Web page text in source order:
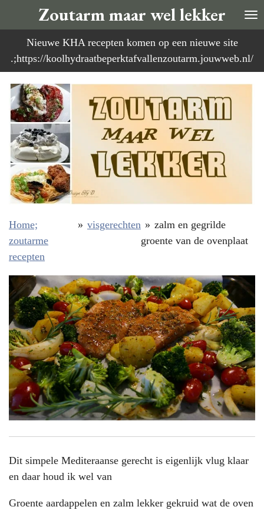
direct
naar
de
Zoutarm maar wel lekker
Nieuwe KHA recepten komen op een nieuwe site
.;https://koolhydraatbeperktafvallenzoutarm.jouwweb.nl/
Home;
zoutarme
recepten
» visgerechten » zalm en gegrilde
groente van de ovenplaat
Dit simpele Mediteraanse gerecht is eigenlijk vlug klaar
en daar houd ik wel van
Groente aardappelen en zalm lekker gekruid wat de oven